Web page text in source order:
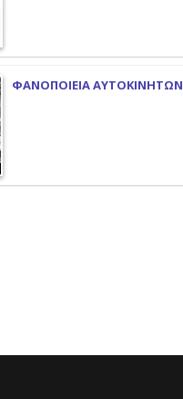
ΦΑΝΟΠΟΙΕΙΑ ΑΥΤΟΚΙΝΗΤΩΝ